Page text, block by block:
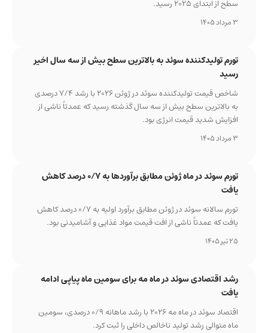
سطح از ابتدای ۲۰۲۵ رسید.
تورم تولیدکننده سوئد به بالاترین سطح بیش از سه سال اخیر
رسید
شاخص قیمت تولیدکننده سوئد در ژوئن ۲۰۲۶ با رشد ۷/۴ درصدی
به بالاترین سطح بیش از سه سال گذشته رسید که عمدتاً ناشی از
افزایش شدید قیمت انرژی بود.
تورم سوئد در ماه ژوئن مطابق برآوردها به ۰/۷ درصد کاهش
یافت
تورم سالانه سوئد در ژوئن مطابق برآورد اولیه به ۰/۷ درصد کاهش
یافت که عمدتاً ناشی از افت قیمت مواد غذایی و آشامیدنی بود.
رشد اقتصادی سوئد در ماه مه برای سومین ماه پیاپی ادامه
یافت
اقتصاد سوئد در ماه مه ۲۰۲۶ با رشد ماهانه ۰/۹ درصدی، سومین
ماه متوالی رشد تولید ناخالص داخلی را ثبت کرد.